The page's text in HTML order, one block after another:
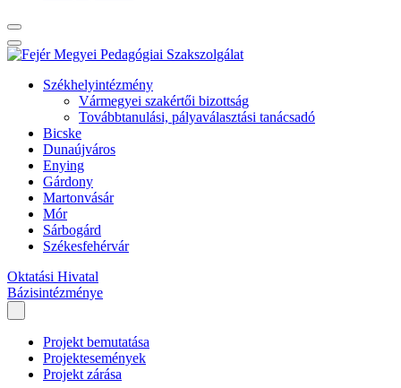
Székhelyintézmény
Vármegyei szakértői bizottság
Továbbtanulási, pályaválasztási tanácsadó
Bicske
Dunaújváros
Enying
Gárdony
Martonvásár
Mór
Sárbogárd
Székesfehérvár
Oktatási Hivatal
Bázisintézménye
Projekt bemutatása
Projektesemények
Projekt zárása